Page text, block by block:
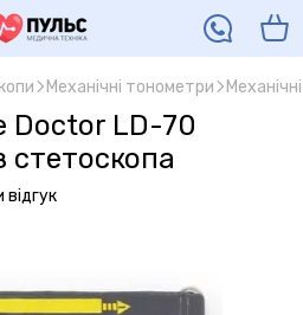
Механічні тонометри
Doctor LD-70
стетоскопа